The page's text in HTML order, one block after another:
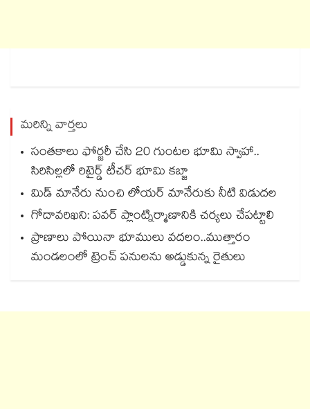
మరిన్ని వార్తలు
సంతకాలు ఫోర్జరీ చేసి 20 గుంటల భూమి స్వాహా..
సిరిసిల్లలో రిటైర్డ్ టీచర్ భూమి కబ్జా
మిడ్ మానేరు నుంచి లోయర్ మానేరుకు నీటి విడుదల
గోదావరిఖని: పవర్ ప్లాంట్నిర్మాణానికి చర్యలు చేపట్టాలి
ప్రాణాలు పోయినా భూములు వదలం..ముత్తారం
మండలంలో ట్రెంచ్ పనులను అడ్డుకున్న రైతులు